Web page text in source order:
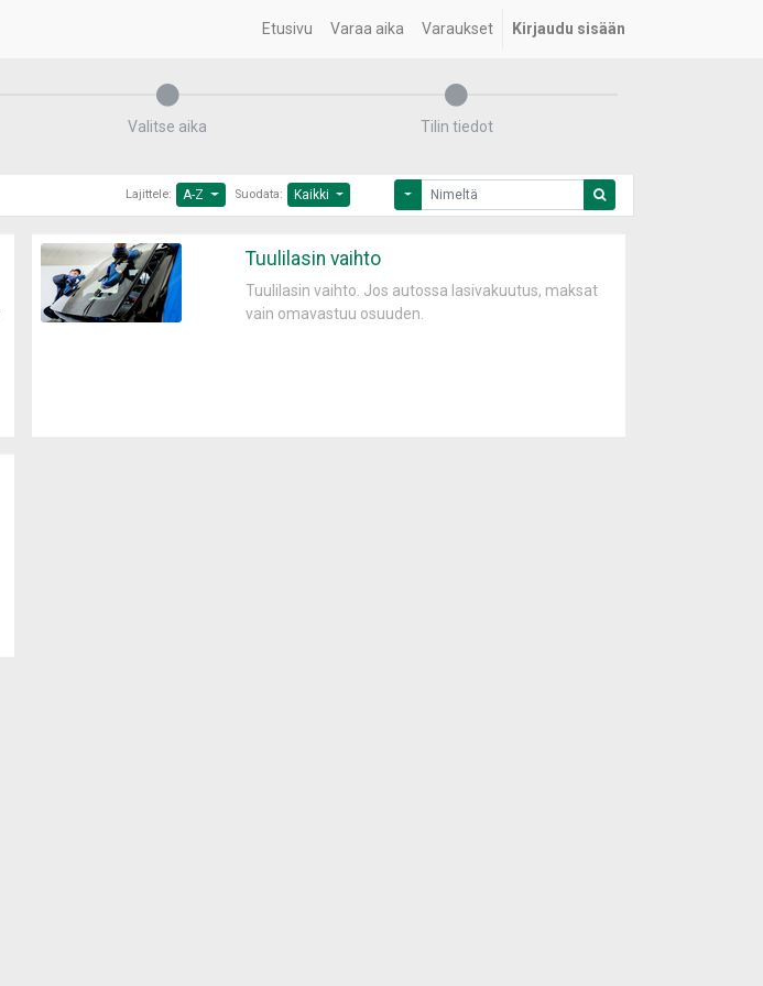
Etusivu Varaa aika Varaukset Kirjaudu sisään
Valitse aika Tilin tiedot
Lajittele: A-Z Suodata: Kaikki
Tuulilasin vaihto
Tuulilasin vaihto. Jos autossa lasivakuutus, maksat
vain omavastuu osuuden.